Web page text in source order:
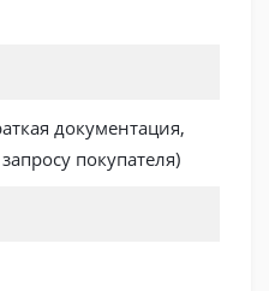
документация,
покупателя)